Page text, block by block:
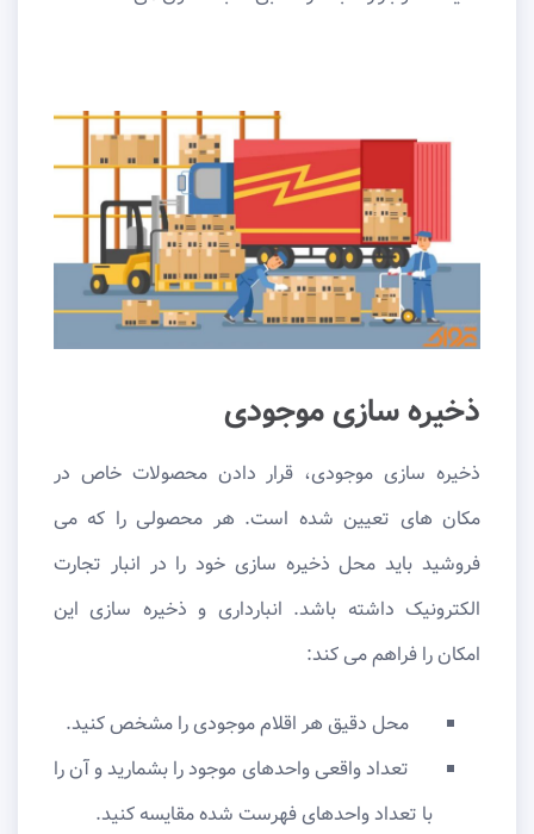
ذخیره سازی موجودی
ذخیره سازی موجودی، قرار دادن محصولات خاص در
مکان های تعیین شده است. هر محصولی را که می
فروشید باید محل ذخیره سازی خود را در انبار تجارت
الکترونیک داشته باشد. انبارداری و ذخیره سازی این
امکان را فراهم می کند:
محل دقیق هر اقلام موجودی را مشخص کنید.
تعداد واقعی واحدهای موجود را بشمارید و آن را
با تعداد واحدهای فهرست شده مقایسه کنید.